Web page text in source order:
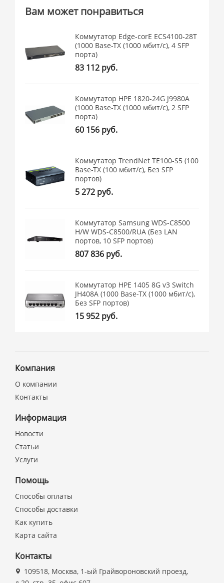
Вам может понравиться
Коммутатор Edge-corE ECS4100-28T
(1000 Base-TX (1000 мбит/с), 4 SFP
порта)
83 112 руб.
Коммутатор HPE 1820-24G J9980A
(1000 Base-TX (1000 мбит/с), 2 SFP
порта)
60 156 руб.
Коммутатор TrendNet TE100-S5 (100
Base-TX (100 мбит/с), Без SFP
портов)
5 272 руб.
Коммутатор Samsung WDS-C8500
H/W WDS-C8500/RUA (Без LAN
портов, 10 SFP портов)
807 836 руб.
Коммутатор HPE 1405 8G v3 Switch
JH408A (1000 Base-TX (1000 мбит/с),
Без SFP портов)
15 952 руб.
Компания
О компании
Контакты
Информация
Новости
Статьи
Услуги
Помощь
Способы оплаты
Способы доставки
Как купить
Карта сайта
Контакты
109518, Москва, 1-ый Грайвороновский проезд,